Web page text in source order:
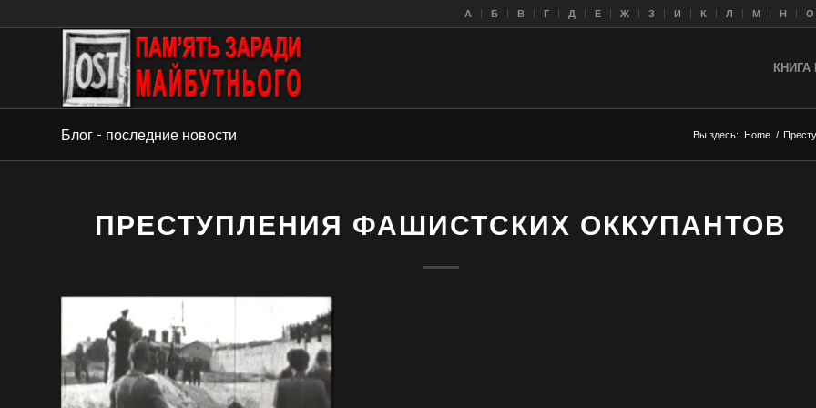
A Б В Г Д Е Ж З И К Л M Н О
КНИГА
Блог - последние новости Вы здесь: Home /
ПРЕСТУПЛЕНИЯ ФАШИСТСКИХ ОККУПАНТОВ